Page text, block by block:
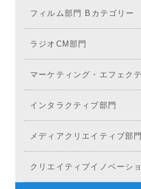
フィルム部門 Bカテゴリー
ラジオCM部門
マーケティング エフェク
インタラクティブ部門
メディア クリエイティブ部門
クリエイティブイノベーシ